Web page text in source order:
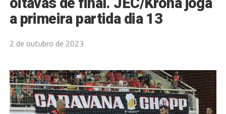
a primeira partida dia 13
2 de outubro de 2023